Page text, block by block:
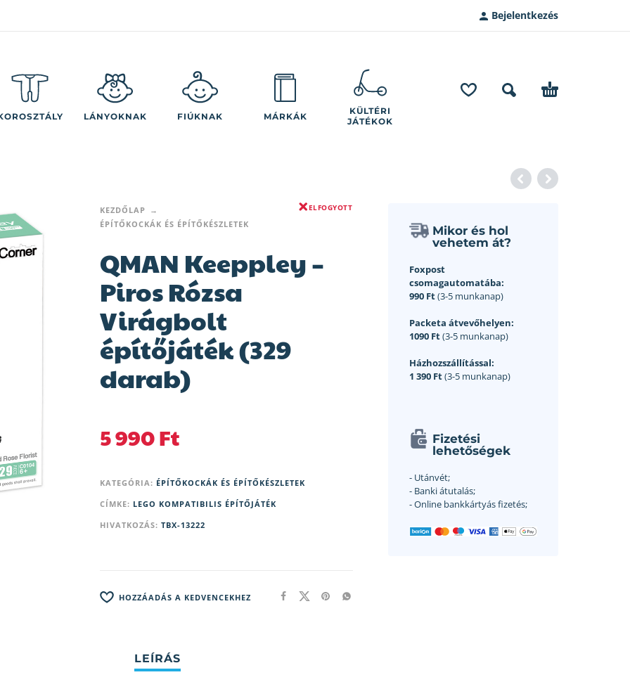
Bejelentkezés
LÁNYOKNAK FIÚKNAK MÁRKÁK
KÜLTÉRI
JÁTÉKOK
KEZDŐLAP
ÉPÍTŐKOCKÁK ÉS ÉPÍTŐKÉSZLETEK
ELFOGYOTT
QMAN Keeppley –
Piros Rózsa
Virágbolt
építőjáték (329
darab)
5 990Ft
KATEGÓRIA: ÉPÍTŐKOCKÁK ÉS ÉPÍTŐKÉSZLETEK
CÍMKE: LEGO KOMPATIBILIS ÉPÍTŐJÁTÉK
HIVATKOZÁS: TBX-13222
HOZZÁADÁS A KEDVENCEKHEZ
Mikor és hol
vehetem át?
Foxpost
csomagautomatába:
990 Ft(3-5 munkanap)
Packeta átvevőhelyen:
1090 Ft(3-5 munkanap)
Házhozszállítással:
1 390 Ft(3-5 munkanap)
Fizetési
lehetőségek
- Utánvét;
- Banki átutalás;
- Online bankkártyás fizetés;